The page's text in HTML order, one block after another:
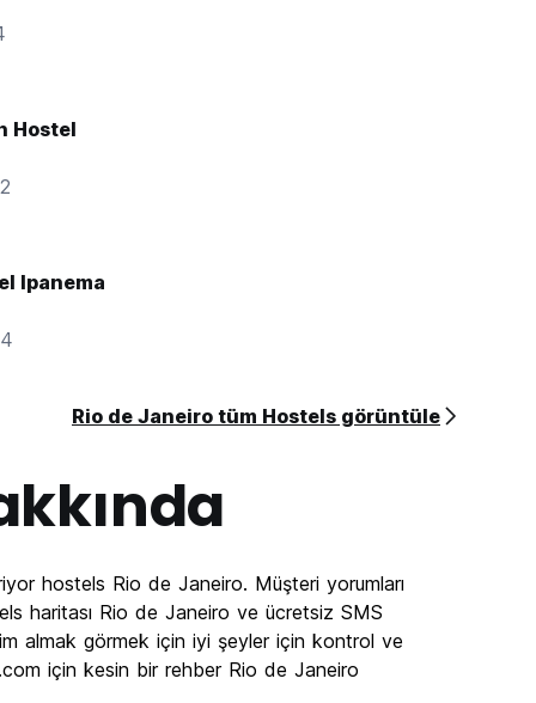
Hostel
Ipanema
Rio de Janeiro tüm Hostels görüntüle
hostels Rio de Janeiro. Müşteri yorumları
haritası Rio de Janeiro ve ücretsiz SMS
almak görmek için iyi şeyler için kontrol ve
için kesin bir rehber Rio de Janeiro